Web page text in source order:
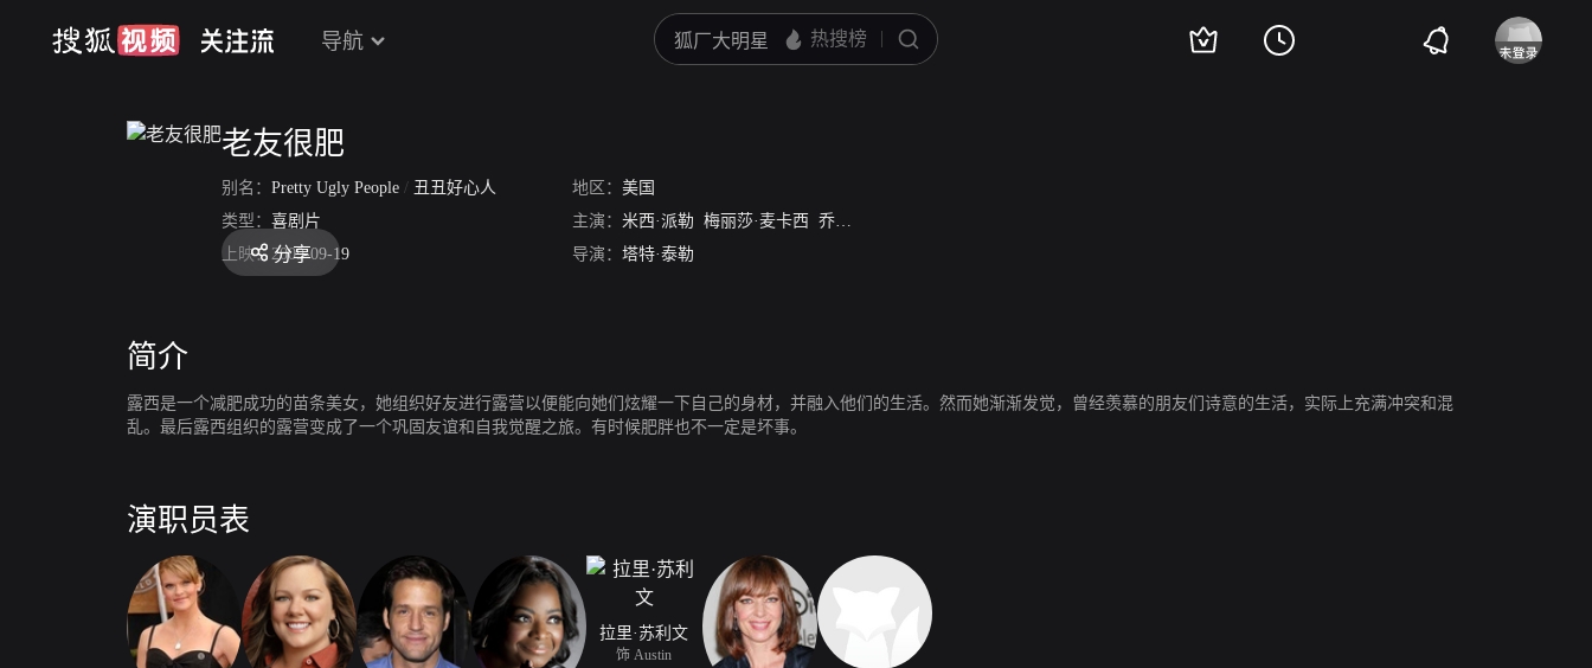
导航
老友很肥
别名： Pretty Ugly People / 丑丑好心人 地区： 美国
类型： 喜剧片 主演： 米西·派勒 梅丽莎·麦卡西 乔什·霍普金斯
上映： 2009-09-19 导演： 塔特·泰勒
分享
简介
露西是一个减肥成功的苗条美女，她组织好友进行露营以便能向她们炫耀一下自己的身材，并融入他们的生活。然而她渐渐发觉，曾经羡慕的朋友们诗意的生活，实际上充满冲突和混
乱。最后露西组织的露营变成了一个巩固友谊和自我觉醒之旅。有时候肥胖也不一定是坏事。
演职员表
拉里·苏利文
饰 Austin